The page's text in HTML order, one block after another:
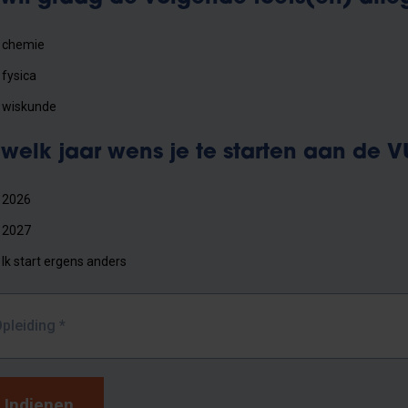
chemie
fysica
wiskunde
jaar wens je te starten aan de
2026
2027
Ik start ergens anders
*